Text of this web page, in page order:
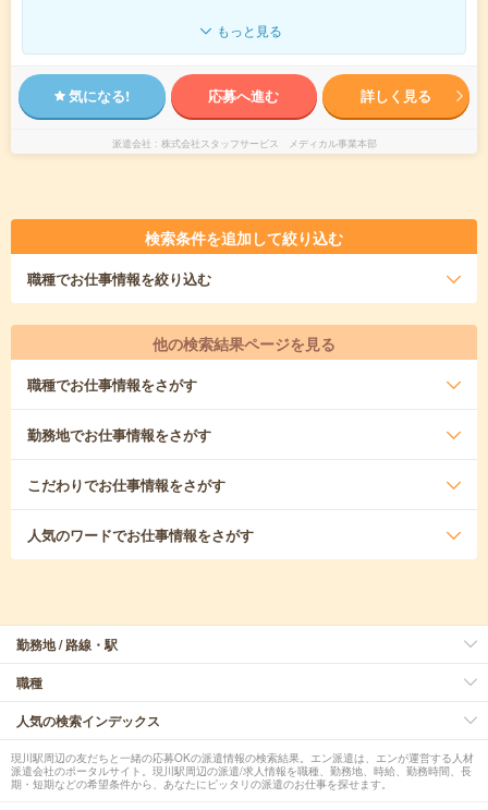
もっと見る
気になる! 応募へ進む 詳しく見る
派遣会社 株式会社スタッフサービス メディカル事業本部
検索条件を追加して絞り込む
職種でお仕事情報を絞り込む
他の検索結果ページを見る
職種でお仕事情報をさがす
勤務地でお仕事情報をさがす
こだわりでお仕事情報をさがす
人気のワードでお仕事情報をさがす
勤務地 / 路線・駅
職種
人気の検索インデックス
現川駅周辺の友だちと一緒の応募OKの派遣情報の検索結果。エン派遣は、エンが運営する人材
派遣会社のポータルサイト。現川駅周辺の派遣/求人情報を職種、勤務地、時給、勤務時間、長
期・短期などの希望条件から、あなたにピッタリの派遣のお仕事を探せます。